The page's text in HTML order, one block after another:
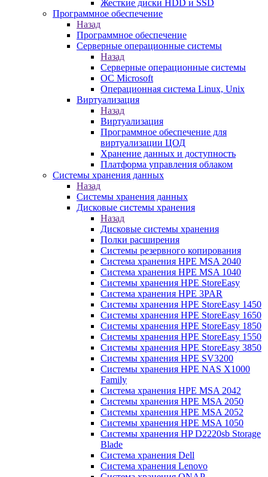
Жесткие диски HDD и SSD
Программное обеспечение
Назад
Программное обеспечение
Серверные операционные системы
Назад
Серверные операционные системы
ОС Microsoft
Операционная система Linux, Unix
Виртуализация
Назад
Виртуализация
Программное обеспечение для
виртуализации ЦОД
Хранение данных и доступность
Платформа управления облаком
Системы хранения данных
Назад
Системы хранения данных
Дисковые системы хранения
Назад
Дисковые системы хранения
Полки расширения
Системы резервного копирования
Система хранения HPE MSA 2040
Система хранения HPE MSA 1040
Системы хранения HPE StoreEasy
Система хранения HPE 3PAR
Системы хранения HPE StoreEasy 1450
Системы хранения HPE StoreEasy 1650
Системы хранения HPE StoreEasy 1850
Системы хранения HPE StoreEasy 1550
Системы хранения HPE StoreEasy 3850
Системы хранения HPE SV3200
Системы хранения HPE NAS X1000
Family
Система хранения HPE MSA 2042
Системы хранения HPE MSA 2050
Системы хранения HPE MSA 2052
Системы хранения HPE MSA 1050
Системы хранения HP D2220sb Storage
Blade
Система хранения Dell
Система хранения Lenovo